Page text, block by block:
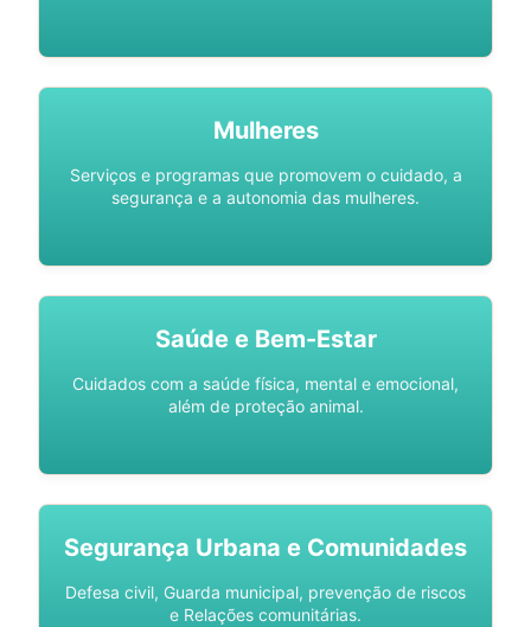
Mulheres
Serviços e programas que promovem o cuidado, a
segurança e a autonomia das mulheres.
Saúde e Bem-Estar
Cuidados com a saúde física, mental e emocional,
além de proteção animal.
Segurança Urbana e Comunidades
Defesa civil, Guarda municipal, prevenção de riscos
e Relações comunitárias.